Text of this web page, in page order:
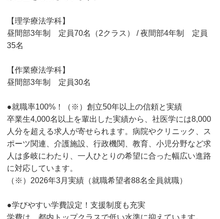
【理学療法学科】
昼間部3年制 定員70名（2クラス） / 夜間部4年制 定員
35名
【作業療法学科】
昼間部3年制 定員30名
●就職率100%！（※）創立50年以上の信頼と実績
卒業生4,000名以上を輩出した実績から、社医学には8,000
人分を超える求人が寄せられます。病院やクリニック、ス
ポーツ関連、介護施設、行政機関、教育、小児分野など求
人は多岐にわたり、一人ひとりの希望に合った幅広い進路
に対応しています。
（※）2026年3月実績（就職希望者88名全員就職）
●学びやすい学費設定！支援制度も充実
学費は、都内トップクラスで低い水準に抑えています。